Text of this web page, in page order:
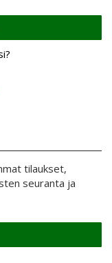
tilaukset,
seuranta ja